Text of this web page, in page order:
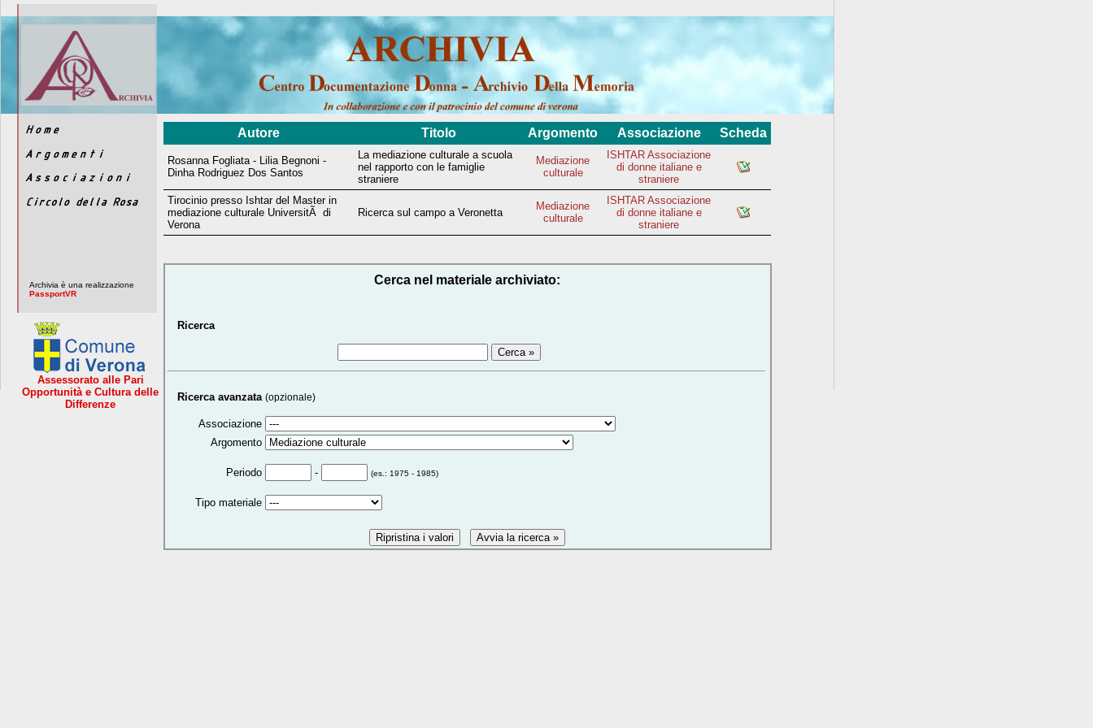
Archivia è una realizzazione
PassportVR
Assessorato alle Pari
Opportunità e Cultura delle
Differenze
Autore Titolo Argomento Associazione Scheda
Rosanna Fogliata - Lilia Begnoni -
Dinha Rodriguez Dos Santos
La mediazione culturale a scuola
nel rapporto con le famiglie
straniere
Mediazione
culturale
ISHTAR Associazione
di donne italiane e
straniere
Tirocinio presso Ishtar del Master in
mediazione culturale UniversitÃ di
Verona
Ricerca sul campo a Veronetta
Mediazione
culturale
ISHTAR Associazione
di donne italiane e
straniere
Cerca nel materiale archiviato:
Ricerca
Ricerca avanzata (opzionale)
Associazione
Argomento
Periodo - (es.: 1975 - 1985)
Tipo materiale